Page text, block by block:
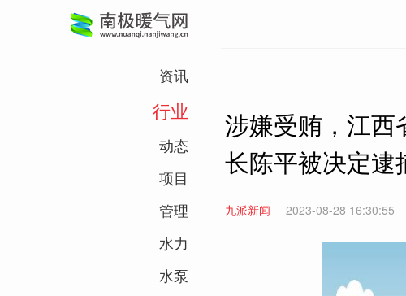
资讯
行业
动态
项目
管理
水力
水泵
涉嫌受贿，江西
长陈平被决定逮
九派新闻 2023-08-28 16:30:55